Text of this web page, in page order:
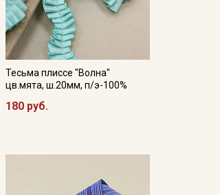
Тесьма плиссе "Волна"
цв.мята, ш.20мм, п/э-100%
180 руб.